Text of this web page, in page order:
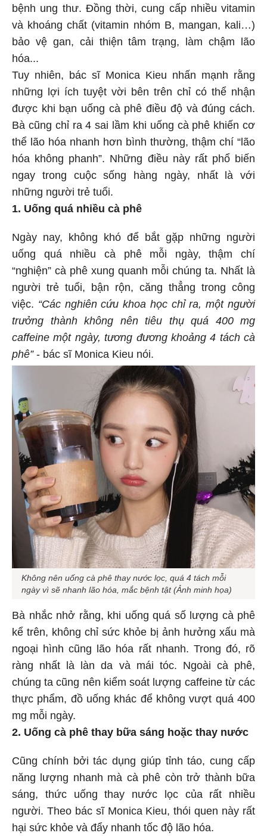
bệnh ung thư. Đồng thời, cung cấp nhiều vitamin
và khoáng chất (vitamin nhóm B, mangan, kali…)
bảo vệ gan, cải thiện tâm trạng, làm chậm lão
hóa...
Tuy nhiên, bác sĩ Monica Kieu nhấn mạnh rằng
những lợi ích tuyệt vời bên trên chỉ có thể nhận
được khi bạn uống cà phê điều độ và đúng cách.
Bà cũng chỉ ra 4 sai lầm khi uống cà phê khiến cơ
thể lão hóa nhanh hơn bình thường, thậm chí “lão
hóa không phanh”. Những điều này rất phổ biến
ngay trong cuộc sống hàng ngày, nhất là với
những người trẻ tuổi.
1. Uống quá nhiều cà phê
Ngày nay, không khó để bắt gặp những người
uống quá nhiều cà phê mỗi ngày, thậm chí
“nghiện” cà phê xung quanh mỗi chúng ta. Nhất là
người trẻ tuổi, bận rộn, căng thẳng trong công
việc. “Các nghiên cứu khoa học chỉ ra, một người
trưởng thành không nên tiêu thụ quá 400 mg
caffeine một ngày, tương đương khoảng 4 tách cà
phê”- bác sĩ Monica Kieu nói.
Không nên uống cà phê thay nước lọc, quá 4 tách mỗi
ngày vì sẽ nhanh lão hóa, mắc bệnh tật (Ảnh minh họa)
Bà nhắc nhở rằng, khi uống quá số lượng cà phê
kể trên, không chỉ sức khỏe bị ảnh hưởng xấu mà
ngoại hình cũng lão hóa rất nhanh. Trong đó, rõ
ràng nhất là làn da và mái tóc. Ngoài cà phê,
chúng ta cũng nên kiểm soát lượng caffeine từ các
thực phẩm, đồ uống khác để không vượt quá 400
mg mỗi ngày.
2. Uống cà phê thay bữa sáng hoặc thay nước
Cũng chính bởi tác dụng giúp tỉnh táo, cung cấp
năng lượng nhanh mà cà phê còn trở thành bữa
sáng, thức uống thay nước lọc của rất nhiều
người. Theo bác sĩ Monica Kieu, thói quen này rất
hại sức khỏe và đẩy nhanh tốc độ lão hóa.